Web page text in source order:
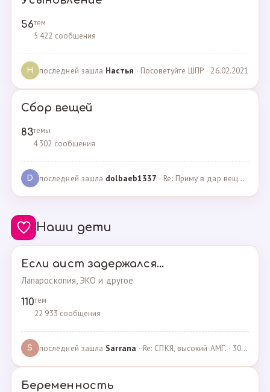
56тем
5 422 сообщения
Н последней зашла Настья · Посоветуйте ШПР · 26.02.2021
Сбор вещей
83темы
4 302 сообщения
D последней зашла dolbaeb1337 · Re: Приму в дар вещи на новорождённую девочку · 13.12.2024
Наши дети
Если аист задержался...
Лапароскопия, ЭКО и другое
110тем
22 933 сообщения
S последней зашла Sarrana · Re: СПКЯ, высокий АМГ. · 30.04.2025
Беременность